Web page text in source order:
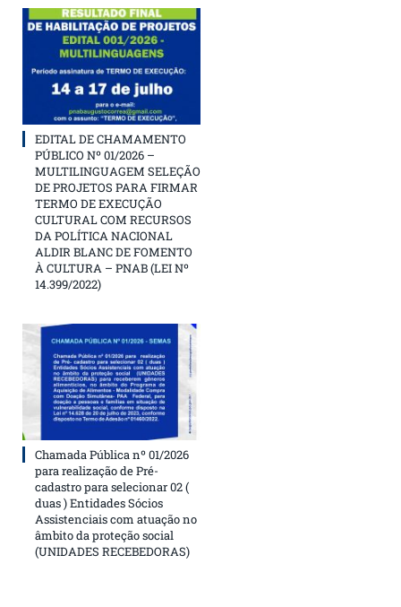
EDITAL DE CHAMAMENTO
PÚBLICO Nº 01/2026 –
MULTILINGUAGEM SELEÇÃO
DE PROJETOS PARA FIRMAR
TERMO DE EXECUÇÃO
CULTURAL COM RECURSOS
DA POLÍTICA NACIONAL
ALDIR BLANC DE FOMENTO
À CULTURA – PNAB (LEI Nº
14.399/2022)
Chamada Pública nº 01/2026
para realização de Pré-
cadastro para selecionar 02 (
duas ) Entidades Sócios
Assistenciais com atuação no
âmbito da proteção social
(UNIDADES RECEBEDORAS)